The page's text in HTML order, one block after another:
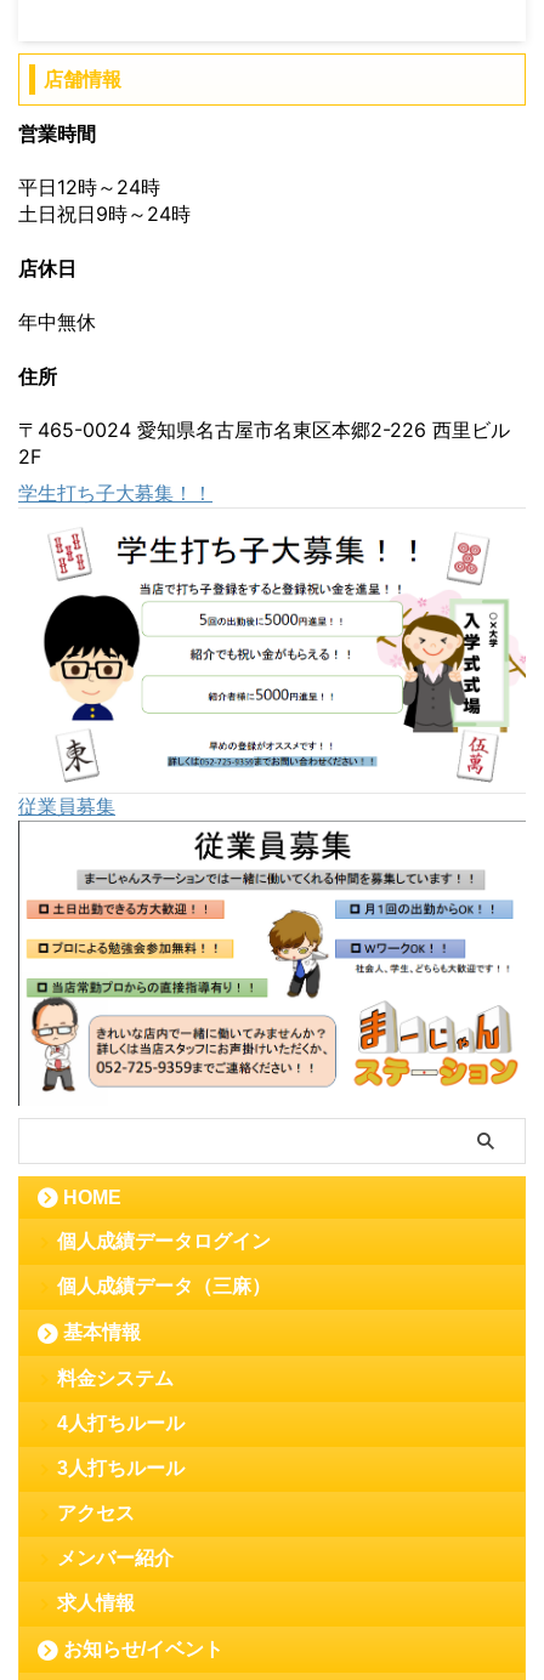
店舗情報
営業時間
平日12時～24時
土日祝日9時～24時
店休日
年中無休
住所
〒465-0024 愛知県名古屋市名東区本郷2-226 西里ビル
2F
学生打ち子大募集！！
従業員募集
HOME
個人成績データログイン
個人成績データ（三麻）
基本情報
料金システム
4人打ちルール
3人打ちルール
アクセス
メンバー紹介
求人情報
お知らせ/イベント